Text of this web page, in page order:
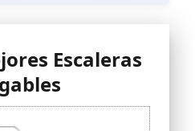
Escaleras